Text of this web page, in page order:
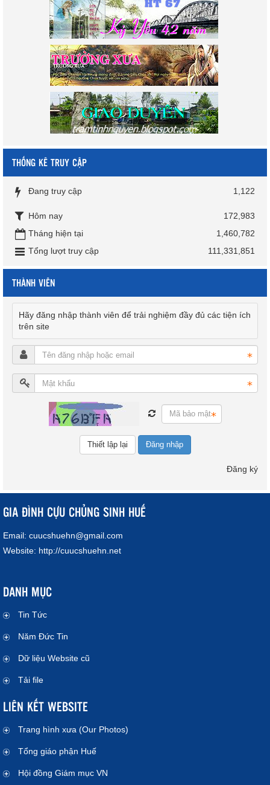
THỐNG KÊ TRUY CẬP
Đang truy cập 1,122
Hôm nay
172,983
Tháng hiện tại
1,460,782
Tổng lượt truy cập
111,331,851
THÀNH VIÊN
Hãy đăng nhập thành viên để trải nghiệm đầy đủ các tiện ích
trên site
Đăng nhập
Đăng ký
GIA ĐÌNH CỰU CHỦNG SINH HUẾ
Email: cuucshuehn@gmail.com
Website: http://cuucshuehn.net
DANH MỤC
Tin Tức
Năm Đức Tin
Dữ liệu Website cũ
Tải file
LIÊN KẾT WEBSITE
Trang hình xưa (Our Photos)
Tổng giáo phận Huế
Hội đồng Giám mục VN